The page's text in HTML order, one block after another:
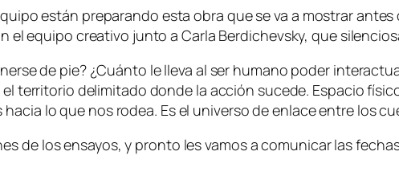
están preparando esta obra que se va a mostrar antes
el equipo creativo junto a Carla Berdichevsky, que
de pie? ¿Cuánto le lleva al ser humano poder
el territorio delimitado donde la acción sucede. Espacio
lo que nos rodea. Es el universo de enlace entre los
de los ensayos, y pronto les vamos a comunicar las